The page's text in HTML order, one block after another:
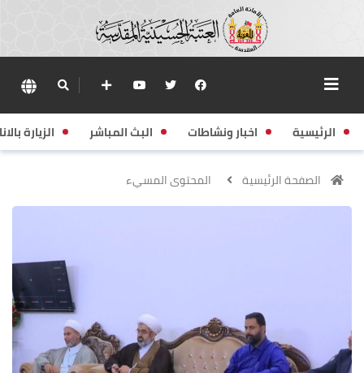
الرئيسية اخبار ونشاطات البث المباشر الزيارة
الصفحة الرئيسية المحتوى المسيء